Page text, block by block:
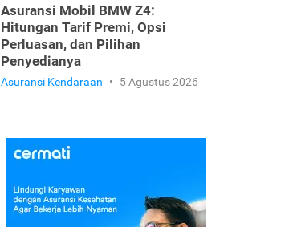
Asuransi Mobil BMW Z4:
Hitungan Tarif Premi, Opsi
Perluasan, dan Pilihan
Penyedianya
Asuransi Kendaraan • 5 Agustus 2026